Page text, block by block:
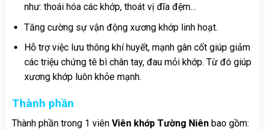
như: thoái hóa các khớp, thoát vị đĩa đệm…
Tăng cường sự vận động xương khớp linh hoạt.
Hỗ trợ việc lưu thông khí huyết, mạnh gân cốt giúp giảm
các triệu chứng tê bì chân tay, đau mỏi khớp. Từ đó giúp
xương khớp luôn khỏe mạnh.
Thành phần
Thành phần trong 1 viênViên khớp Tường Niên bao gồm: